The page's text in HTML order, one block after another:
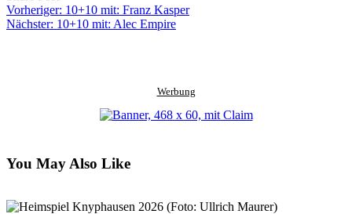
on
Facebook
URL
to
Link
via
Vorheriger: 10+10 mit: Franz Kasper
Nächster: 10+10 mit: Alec Empire
Werbung
You May Also Like